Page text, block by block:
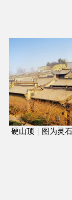
硬山顶｜图为灵